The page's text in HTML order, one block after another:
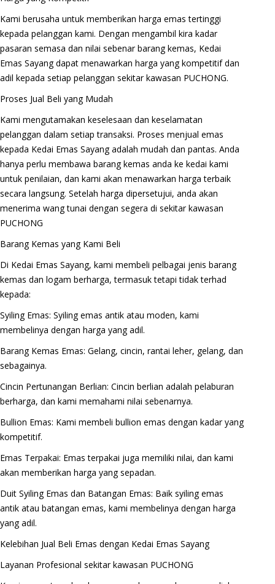
Kami berusaha untuk memberikan harga emas tertinggi
kepada pelanggan kami. Dengan mengambil kira kadar
pasaran semasa dan nilai sebenar barang kemas, Kedai
Emas Sayang dapat menawarkan harga yang kompetitif dan
adil kepada setiap pelanggan sekitar kawasan PUCHONG.
Proses Jual Beli yang Mudah
Kami mengutamakan keselesaan dan keselamatan
pelanggan dalam setiap transaksi. Proses menjual emas
kepada Kedai Emas Sayang adalah mudah dan pantas. Anda
hanya perlu membawa barang kemas anda ke kedai kami
untuk penilaian, dan kami akan menawarkan harga terbaik
secara langsung. Setelah harga dipersetujui, anda akan
menerima wang tunai dengan segera di sekitar kawasan
PUCHONG
Barang Kemas yang Kami Beli
Di Kedai Emas Sayang, kami membeli pelbagai jenis barang
kemas dan logam berharga, termasuk tetapi tidak terhad
kepada:
Syiling Emas: Syiling emas antik atau moden, kami
membelinya dengan harga yang adil.
Barang Kemas Emas: Gelang, cincin, rantai leher, gelang, dan
sebagainya.
Cincin Pertunangan Berlian: Cincin berlian adalah pelaburan
berharga, dan kami memahami nilai sebenarnya.
Bullion Emas: Kami membeli bullion emas dengan kadar yang
kompetitif.
Emas Terpakai: Emas terpakai juga memiliki nilai, dan kami
akan memberikan harga yang sepadan.
Duit Syiling Emas dan Batangan Emas: Baik syiling emas
antik atau batangan emas, kami membelinya dengan harga
yang adil.
Kelebihan Jual Beli Emas dengan Kedai Emas Sayang
Layanan Profesional sekitar kawasan PUCHONG